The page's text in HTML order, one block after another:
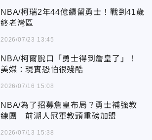
NBA/柯瑞2年44億續留勇士！戰到41歲
終老灣區
2026/07/23 13:45
NBA/柯爾脫口「勇士得到詹皇了」！
美媒：現實恐怕很殘酷
2026/07/16 15:08
NBA/為了招募詹皇布局？勇士補強教
練團 前湖人冠軍教頭重磅加盟
2026/07/13 15:38